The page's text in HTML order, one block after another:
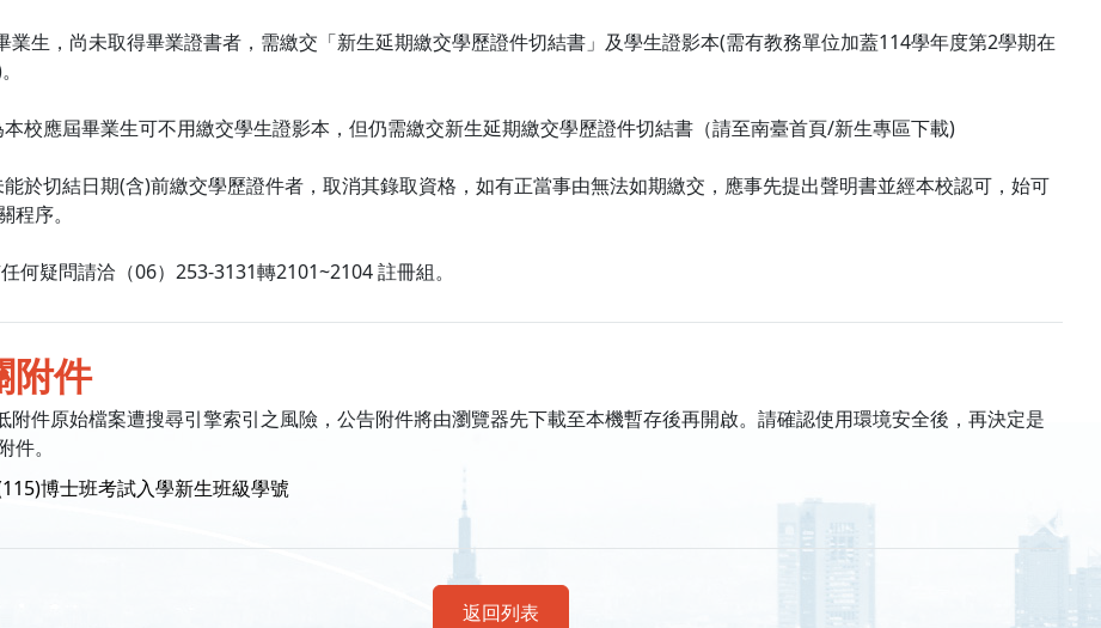
業生，尚未取得畢業證書者，需繳交「新生延期繳交學歷證件切結書」及學生證影本(需有教務單位加蓋114學年度第2學期在
校應屆畢業生可不用繳交學生證影本，但仍需繳交新生延期繳交學歷證件切結書（請至南臺首頁/新生專區下載)
於切結日期(含)前繳交學歷證件者，取消其錄取資格，如有正當事由無法如期繳交，應事先提出聲明書並經本校認可，始可
程序。
何疑問請洽（06）253-3131轉2101~2104 註冊組。
附件
附件原始檔案遭搜尋引擎索引之風險，公告附件將由瀏覽器先下載至本機暫存後再開啟。請確認使用環境安全後，再決定是
件。
博士班考試入學新生班級學號
返回列表